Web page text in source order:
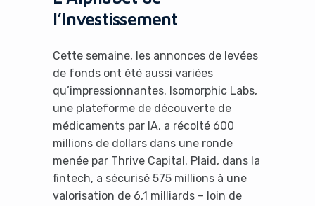
l’Investissement
Cette semaine, les annonces de levées
de fonds ont été aussi variées
qu’impressionnantes. Isomorphic Labs,
une plateforme de découverte de
médicaments par IA, a récolté 600
millions de dollars dans une ronde
menée par Thrive Capital. Plaid, dans la
fintech, a sécurisé 575 millions à une
valorisation de 6,1 milliards – loin de